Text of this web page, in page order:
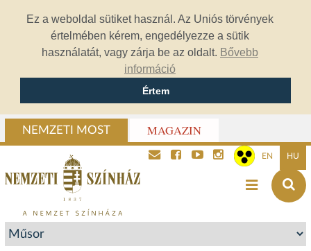
Ez a weboldal sütiket használ. Az Uniós törvények
értelmében kérem, engedélyezze a sütik
használatát, vagy zárja be az oldalt. Bővebb
információ
Értem
NEMZETI MOST MAGAZIN
EN HU